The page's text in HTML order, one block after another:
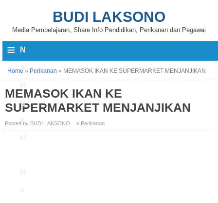
BUDI LAKSONO
Media Pembelajaran, Share Info Pendidikan, Perikanan dan Pegawai
≡ N
g
a
Home » Perikanan » MEMASOK IKAN KE SUPERMARKET MENJANJIKAN
MEMASOK IKAN KE
SUPERMARKET MENJANJIKAN
Posted by BUDI LAKSONO » Perikanan